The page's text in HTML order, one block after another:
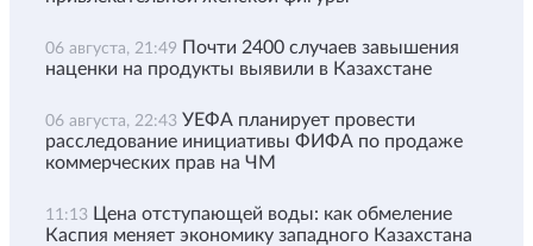
06 августа, 21:49 Почти 2400 случаев завышения
наценки на продукты выявили в Казахстане
06 августа, 22:43 УЕФА планирует провести
расследование инициативы ФИФА по продаже
коммерческих прав на ЧМ
11:13 Цена отступающей воды: как обмеление
Каспия меняет экономику западного Казахстана